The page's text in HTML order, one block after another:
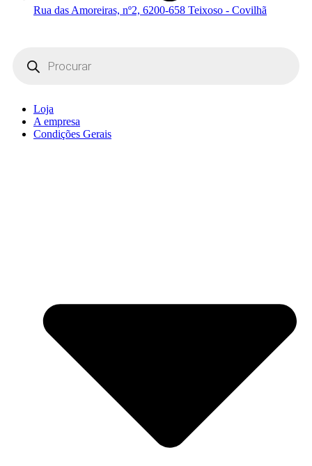
Rua das Amoreiras, nº2, 6200-658 Teixoso - Covilhã
search
Loja
A empresa
Condições Gerais